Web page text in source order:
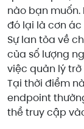
nào bạn
đó lại là cơn
Sự lan tỏa về
của số lượng
việc quản lý trở
Tại thời điểm
endpoint
thể truy cập